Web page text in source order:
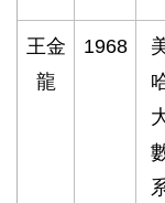
王金
龍
1968